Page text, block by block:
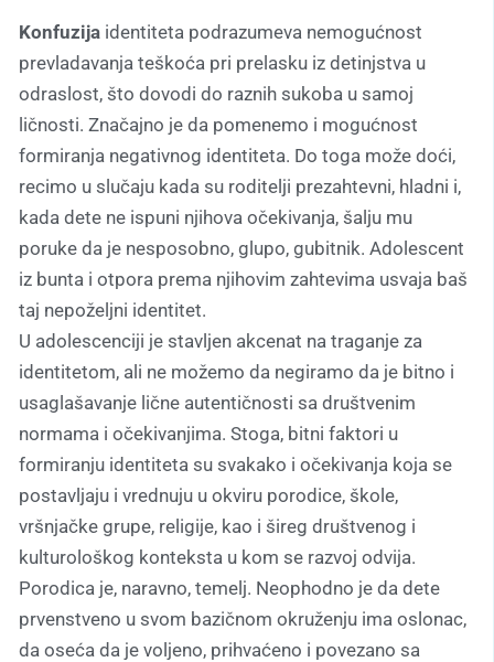
Konfuzija identiteta podrazumeva nemogućnost
prevladavanja teškoća pri prelasku iz detinjstva u
odraslost, što dovodi do raznih sukoba u samoj
ličnosti. Značajno je da pomenemo i mogućnost
formiranja negativnog identiteta. Do toga može doći,
recimo u slučaju kada su roditelji prezahtevni, hladni i,
kada dete ne ispuni njihova očekivanja, šalju mu
poruke da je nesposobno, glupo, gubitnik. Adolescent
iz bunta i otpora prema njihovim zahtevima usvaja baš
taj nepoželjni identitet.
U adolescenciji je stavljen akcenat na traganje za
identitetom, ali ne možemo da negiramo da je bitno i
usaglašavanje lične autentičnosti sa društvenim
normama i očekivanjima. Stoga, bitni faktori u
formiranju identiteta su svakako i očekivanja koja se
postavljaju i vrednuju u okviru porodice, škole,
vršnjačke grupe, religije, kao i šireg društvenog i
kulturološkog konteksta u kom se razvoj odvija.
Porodica je, naravno, temelj. Neophodno je da dete
prvenstveno u svom bazičnom okruženju ima oslonac,
da oseća da je voljeno, prihvaćeno i povezano sa